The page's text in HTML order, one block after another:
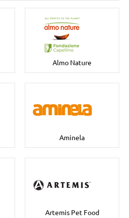
Almo Nature
Aminela
Artemis Pet Food